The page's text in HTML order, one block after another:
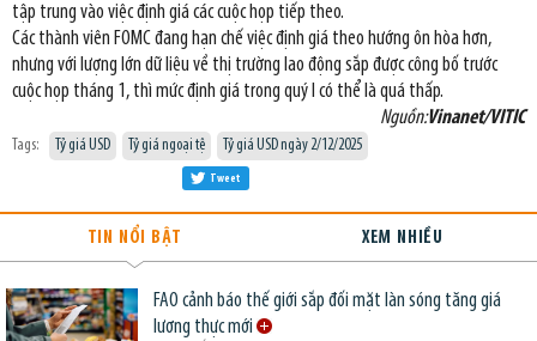
tập trung vào việc định giá các cuộc họp tiếp theo.
Các thành viên FOMC đang hạn chế việc định giá theo hướng ôn hòa hơn,
nhưng với lượng lớn dữ liệu về thị trường lao động sắp được công bố trước
cuộc họp tháng 1, thì mức định giá trong quý I có thể là quá thấp.
Nguồn:Vinanet/VITIC
Tags: Tỷ giá USD Tỷ giá ngoại tệ Tỷ giá USD ngày 2/12/2025
Tweet
TIN NỔI BẬT XEM NHIỀU
FAO cảnh báo thế giới sắp đối mặt làn sóng tăng giá
lương thực mới